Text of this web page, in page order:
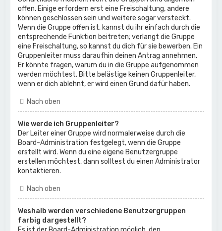
offen. Einige erfordern erst eine Freischaltung, andere
können geschlossen sein und weitere sogar versteckt.
Wenn die Gruppe offen ist, kannst du ihr einfach durch die
entsprechende Funktion beitreten; verlangt die Gruppe
eine Freischaltung, so kannst du dich für sie bewerben. Ein
Gruppenleiter muss daraufhin deinen Antrag annehmen.
Er könnte fragen, warum du in die Gruppe aufgenommen
werden möchtest. Bitte belästige keinen Gruppenleiter,
wenn er dich ablehnt, er wird einen Grund dafür haben.
Nach oben
Wie werde ich Gruppenleiter?
Der Leiter einer Gruppe wird normalerweise durch die
Board-Administration festgelegt, wenn die Gruppe
erstellt wird. Wenn du eine eigene Benutzergruppe
erstellen möchtest, dann solltest du einen Administrator
kontaktieren.
Nach oben
Weshalb werden verschiedene Benutzergruppen
farbig dargestellt?